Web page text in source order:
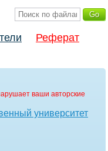
Реферат
ваши авторские
университет